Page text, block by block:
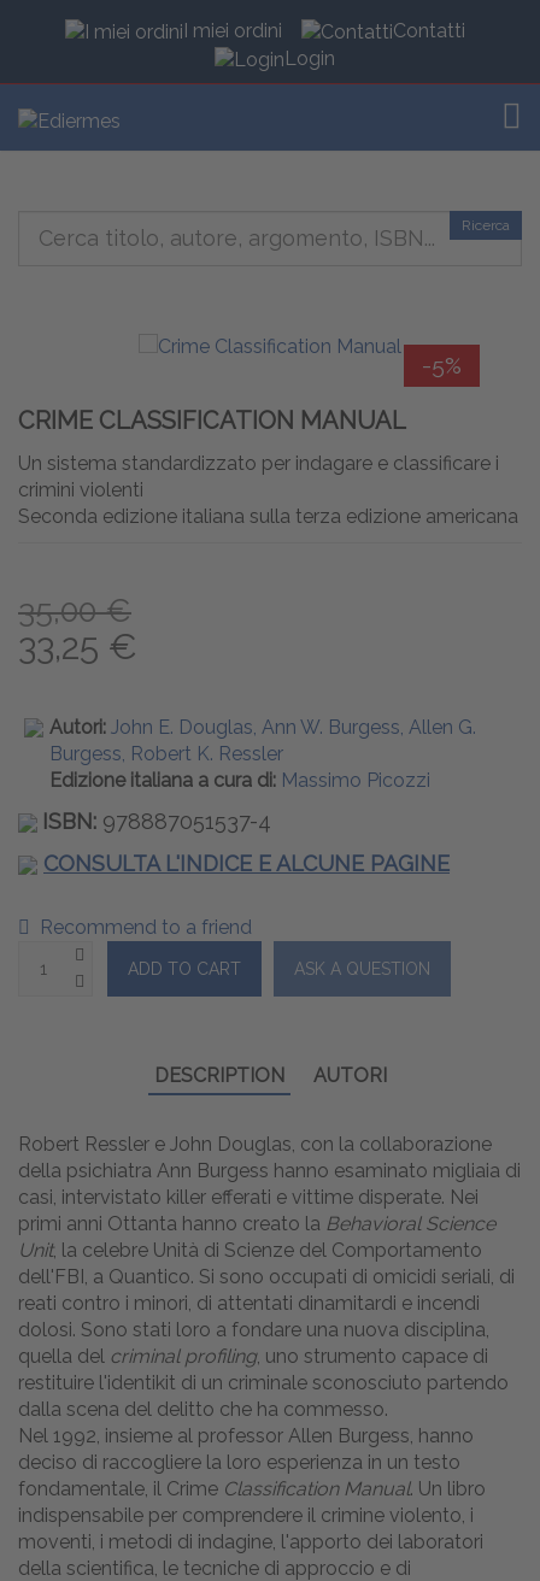
I miei ordini
Contatti
Login
Ricerca
-5%
CRIME CLASSIFICATION MANUAL
Un sistema standardizzato per indagare e classificare i
crimini violenti
Seconda edizione italiana sulla terza edizione americana
35,00 €
33,25 €
Autori: John E. Douglas, Ann W. Burgess, Allen G.
Burgess, Robert K. Ressler
Edizione italiana a cura di: Massimo Picozzi
ISBN: 978887051537-4
CONSULTA L'INDICE E ALCUNE PAGINE
Recommend to a friend
DESCRIPTION AUTORI
Robert Ressler e John Douglas, con la collaborazione
della psichiatra Ann Burgess hanno esaminato migliaia di
casi, intervistato killer efferati e vittime disperate. Nei
primi anni Ottanta hanno creato la Behavioral Science
Unit, la celebre Unità di Scienze del Comportamento
dell'FBI, a Quantico. Si sono occupati di omicidi seriali, di
reati contro i minori, di attentati dinamitardi e incendi
dolosi. Sono stati loro a fondare una nuova disciplina,
quella del criminal profiling, uno strumento capace di
restituire l'identikit di un criminale sconosciuto partendo
dalla scena del delitto che ha commesso.
Nel 1992, insieme al professor Allen Burgess, hanno
deciso di raccogliere la loro esperienza in un testo
fondamentale, il Crime Classification Manual. Un libro
indispensabile per comprendere il crimine violento, i
moventi, i metodi di indagine, l'apporto dei laboratori
della scientifica, le tecniche di approccio e di